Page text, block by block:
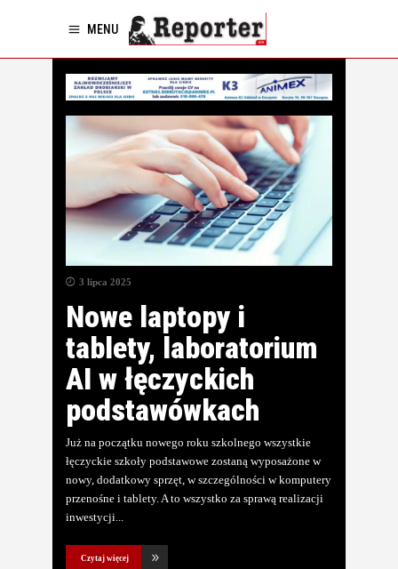
MENU
3 lipca 2025
Nowe laptopy i
tablety, laboratorium
AI w łęczyckich
podstawówkach
Już na początku nowego roku szkolnego wszystkie
łęczyckie szkoły podstawowe zostaną wyposażone w
nowy, dodatkowy sprzęt, w szczególności w komputery
przenośne i tablety. A to wszystko za sprawą realizacji
inwestycji
Czytaj więcej